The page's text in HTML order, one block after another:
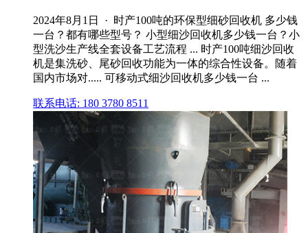
2024年8月1日 · 时产100吨的环保型细砂回收机 多少钱
一台？都有哪些型号？ 小型细沙回收机多少钱一台？小
型洗沙生产线全套设备工艺流程 ... 时产100吨细沙回收
机是集洗砂、尾砂回收功能为一体的综合性设备。随着
国内市场对..... 可移动式细沙回收机多少钱一台 ...
联系电话: 180 3780 8511